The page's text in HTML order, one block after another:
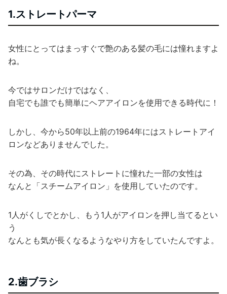
1.ストレートパーマ
女性にとってはまっすぐで艶のある髪の毛には憧れますよ
ね。
今ではサロンだけではなく、
自宅でも誰でも簡単にヘアアイロンを使用できる時代に！
しかし、今から50年以上前の1964年にはストレートアイ
ロンなどありませんでした。
その為、その時代にストレートに憧れた一部の女性は
なんと「スチームアイロン」を使用していたのです。
1人がくしでとかし、もう1人がアイロンを押し当てるとい
う
なんとも気が長くなるようなやり方をしていたんですよ。
2.歯ブラシ